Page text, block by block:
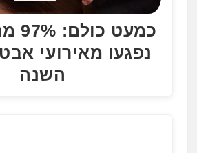
כמעט
נפגעו מאירועי
השנה